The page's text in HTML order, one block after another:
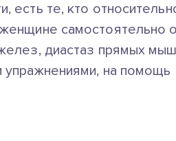
те, кто
самостоятельно
диастаз прямых
на помощь